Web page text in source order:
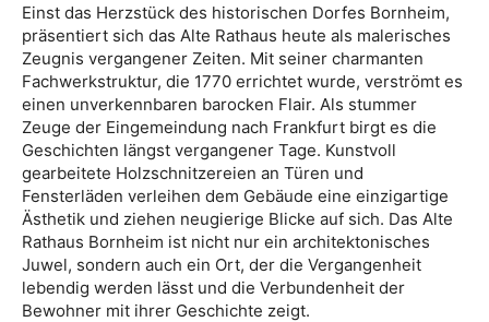
Einst das Herzstück des historischen Dorfes Bornheim,
präsentiert sich das Alte Rathaus heute als malerisches
Zeugnis vergangener Zeiten. Mit seiner charmanten
Fachwerkstruktur, die 1770 errichtet wurde, verströmt es
einen unverkennbaren barocken Flair. Als stummer
Zeuge der Eingemeindung nach Frankfurt birgt es die
Geschichten längst vergangener Tage. Kunstvoll
gearbeitete Holzschnitzereien an Türen und
Fensterläden verleihen dem Gebäude eine einzigartige
Ästhetik und ziehen neugierige Blicke auf sich. Das Alte
Rathaus Bornheim ist nicht nur ein architektonisches
Juwel, sondern auch ein Ort, der die Vergangenheit
lebendig werden lässt und die Verbundenheit der
Bewohner mit ihrer Geschichte zeigt.